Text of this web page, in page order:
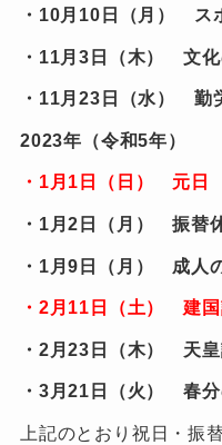
・10月10日（月） ス
・11月3日（木） 文化
・11月23日（水） 勤
2023年（令和5年）
・1月1日（日） 元日
・1月2日（月） 振替
・1月9日（月） 成人
・2月11日（土） 建国
・2月23日（木） 天皇
・3月21日（火） 春分
上記のとおり祝日・振